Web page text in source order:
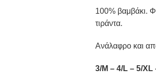
100% βαμβάκι.
τιράντα.
Ανάλαφρο και
3/M – 4/L – 5/XL